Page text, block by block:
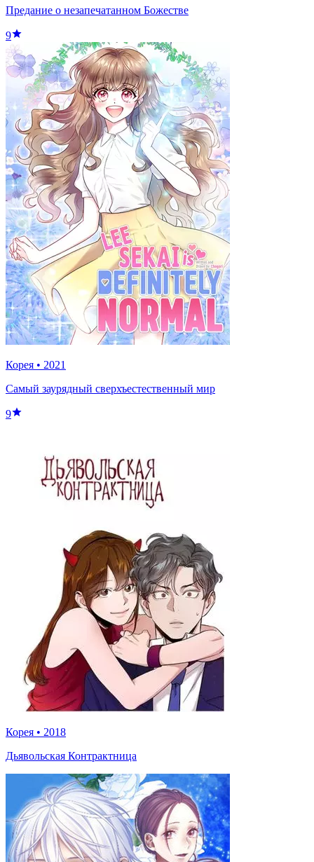
Предание о незапечатанном Божестве
9
Корея • 2021
Самый заурядный сверхъестественный мир
9
Корея • 2018
Дьявольская Контрактница